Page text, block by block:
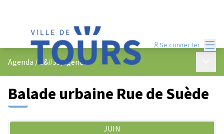
Se connecter
Agenda /L&#39;agenda
Balade urbaine Rue de Suède
JUIN